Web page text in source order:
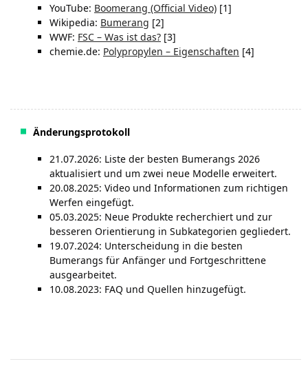
YouTube: Boomerang (Official Video) [1]
Wikipedia: Bumerang [2]
WWF: FSC – Was ist das? [3]
chemie.de: Polypropylen – Eigenschaften [4]
Änderungsprotokoll
21.07.2026: Liste der besten Bumerangs 2026
aktualisiert und um zwei neue Modelle erweitert.
20.08.2025: Video und Informationen zum richtigen
Werfen eingefügt.
05.03.2025: Neue Produkte recherchiert und zur
besseren Orientierung in Subkategorien gegliedert.
19.07.2024: Unterscheidung in die besten
Bumerangs für Anfänger und Fortgeschrittene
ausgearbeitet.
10.08.2023: FAQ und Quellen hinzugefügt.